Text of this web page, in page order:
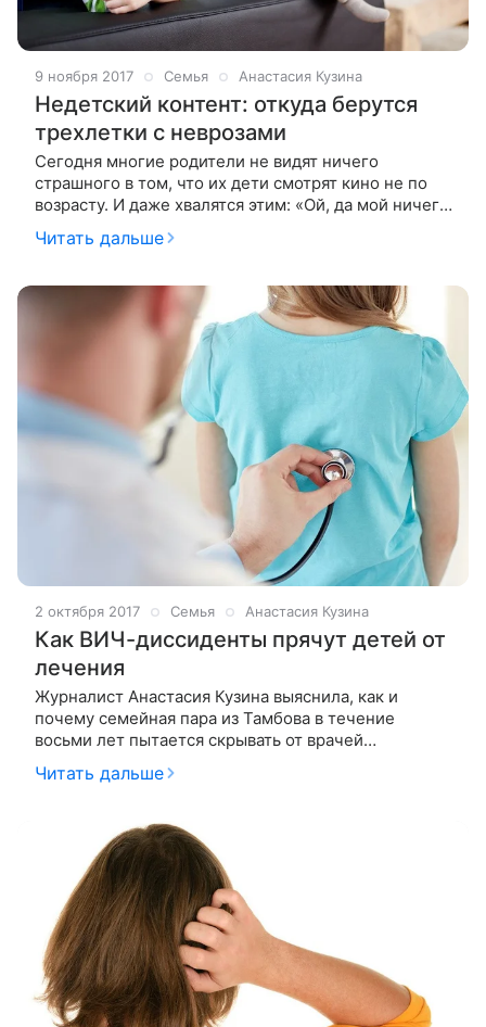
9 ноября 2017 Семья Анастасия Кузина
Недетский контент: откуда берутся
трехлетки с неврозами
Сегодня многие родители не видят ничего
страшного в том, что их дети смотрят кино не по
возрасту. И даже хвалятся этим: «Ой, да мой ничего
не боится!» О том, чем на самом деле грозит
«взрослый» контент, рассказывает
Читать дальше
2 октября 2017 Семья Анастасия Кузина
Как ВИЧ-диссиденты прячут детей от
лечения
Журналист Анастасия Кузина выяснила, как и
почему семейная пара из Тамбова в течение
восьми лет пытается скрывать от врачей
опекаемую девочку, больную ВИЧ. Месяц назад в
Петербурге умерла девочка, приемные родители
Читать дальше